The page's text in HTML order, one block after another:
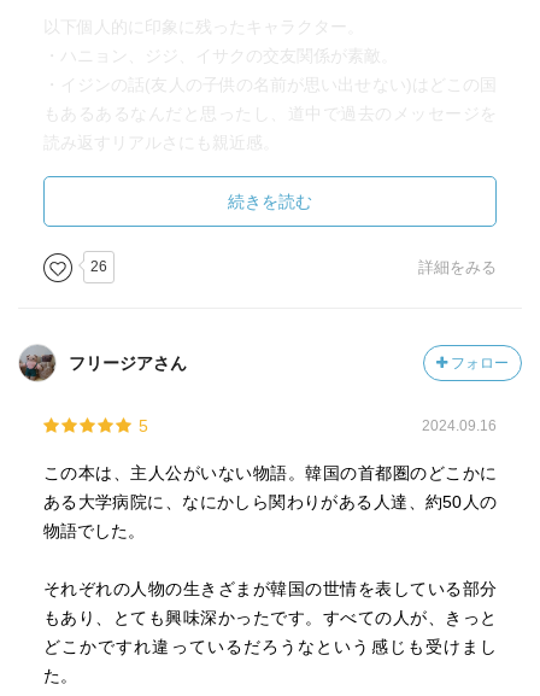
以下個人的に印象に残ったキャラクター。
・ハニョン、ジジ、イサクの交友関係が素敵。
・イジンの話(友人の子供の名前が思い出せない)はどこの国
もあるあるなんだと思ったし、道中で過去のメッセージを
読み返すリアルさにも親近感。
事情は韓国も同じなんだなと思った。
・ハンナの司書の仕事、いいなと思った。
・へリョンのマニュアル好きな性格はすごく共感できた。
・ウナムの話とへリョンの話に出て来るソンミのさっぱり
たいキャラクター。きっと同じように感じている読者も多
いはずなのに、ソンミ視点での物語は無いというところも
最後に…
短編で主人公が変わっていくとはいえ、ミステリーのよう
に伏線回収やどんでん返しといった刺激、ワクワク感がな
お隣の国でありながら、韓国には一度も行ったことがな
く、文化や環境も違う為、なかなか深いところで共感する
ことができなかったのが原因かなと思う。
続きを読む
26 詳細をみる
フリージアさん フォロー
5 2024.09.16
この本は、主人公がいない物語。韓国の首都圏のどこかに
ある大学病院に、なにかしら関わりがある人達、約50人の
物語でした。
それぞれの人物の生きざまが韓国の世情を表している部分
もあり、とても興味深かったです。すべての人が、きっと
どこかですれ違っているだろうなという感じも受けまし
た。